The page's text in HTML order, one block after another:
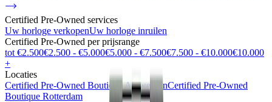
Certified Pre-Owned services
Uw horloge verkopenUw horloge inruilen
Certified Pre-Owned per prijsrange
tot €2.500€2.500 - €5.000€5.000 - €7.500€7.500 - €10.000€10.000
+
Locaties
Certified Pre-Owned Boutique AntwerpenCertified Pre-Owned
Boutique Rotterdam